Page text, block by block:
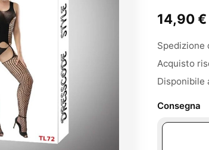
14,90€
Spedizione
Acquisto
Disponibile
Consegna